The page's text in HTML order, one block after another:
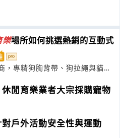
樂場所如何挑選熱銷的互動式
，專精狗胸背帶、狗拉繩與貓頸
閒育樂業者大宗採購寵物
戶外活動安全性與運動